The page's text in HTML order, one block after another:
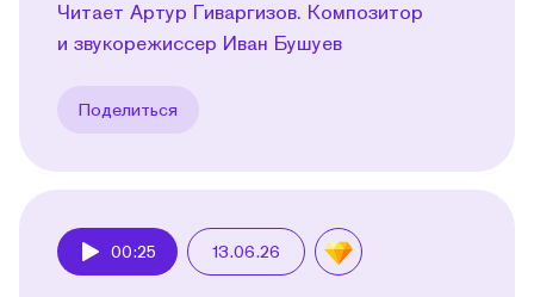
Читает Артур Гиваргизов. Композитор
и звукорежиссер Иван Бушуев
Поделиться
00:25 13.06.26